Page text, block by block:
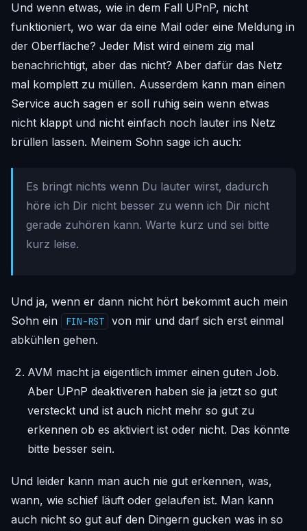
Und wenn etwas, wie in dem Fall UPnP, nicht
funktioniert, wo war da eine Mail oder eine Meldung in
der Oberfläche? Jeder Mist wird einem zig mal
benachrichtigt, aber das nicht? Aber dafür das Netz
mal komplett zu müllen. Ausserdem kann man einen
Service auch sagen er soll ruhig sein wenn etwas
nicht klappt und nicht einfach noch lauter ins Netz
brüllen lassen. Meinem Sohn sage ich auch:
Es bringt nichts wenn Du lauter wirst, dadurch
höre ich Dir nicht besser zu wenn ich Dir nicht
gerade zuhören kann. Warte kurz und sei bitte
kurz leise.
Und ja, wenn er dann nicht hört bekommt auch mein
Sohn ein
FIN-RST
von mir und darf sich erst einmal
abkühlen gehen.
AVM macht ja eigentlich immer einen guten Job.
Aber UPnP deaktiveren haben sie ja jetzt so gut
versteckt und ist auch nicht mehr so gut zu
erkennen ob es aktiviert ist oder nicht. Das könnte
bitte besser sein.
Und leider kann man auch nie gut erkennen, was,
wann, wie schief läuft oder gelaufen ist. Man kann
auch nicht so gut auf den Dingern gucken was in so